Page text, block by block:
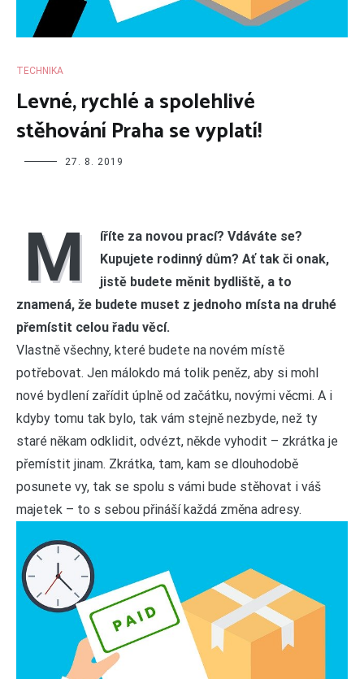
TECHNIKA
Levné, rychlé a spolehlivé
stěhování Praha se vyplatí!
27. 8. 2019
M
íříte za novou prací? Vdáváte se?
Kupujete rodinný dům? Ať tak či onak,
jistě budete měnit bydliště, a to
znamená, že budete muset z jednoho místa na druhé
přemístit celou řadu věcí.
Vlastně všechny, které budete na novém místě
potřebovat. Jen málokdo má tolik peněz, aby si mohl
nové bydlení zařídit úplně od začátku, novými věcmi. A i
kdyby tomu tak bylo, tak vám stejně nezbyde, než ty
staré někam odklidit, odvézt, někde vyhodit – zkrátka je
přemístit jinam. Zkrátka, tam, kam se dlouhodobě
posunete vy, tak se spolu s vámi bude stěhovat i váš
majetek – to s sebou přináší každá změna adresy.